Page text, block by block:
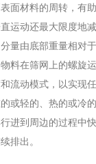
面材料的周转，有
运动还最大限度地
量由底部重量相对
料在筛网上的螺旋
流动模式，以实现
或轻的、热的或冷
进到周边的过程中
排出。